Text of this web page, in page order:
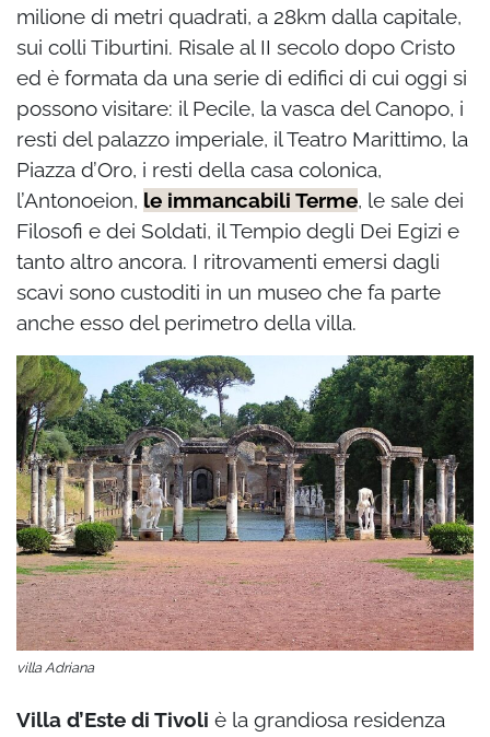
milione di metri quadrati, a 28km dalla capitale,
sui colli Tiburtini. Risale al II secolo dopo Cristo
ed è formata da una serie di edifici di cui oggi si
possono visitare: il Pecile, la vasca del Canopo, i
resti del palazzo imperiale, il Teatro Marittimo, la
Piazza d’Oro, i resti della casa colonica,
l’Antonoeion, le immancabili Terme, le sale dei
Filosofi e dei Soldati, il Tempio degli Dei Egizi e
tanto altro ancora. I ritrovamenti emersi dagli
scavi sono custoditi in un museo che fa parte
anche esso del perimetro della villa.
villa Adriana
Villa d’Este di Tivoli è la grandiosa residenza